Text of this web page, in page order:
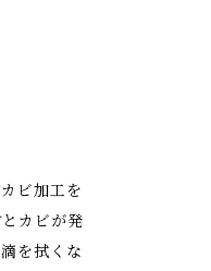
ビ加工を
カビが発
を拭くな